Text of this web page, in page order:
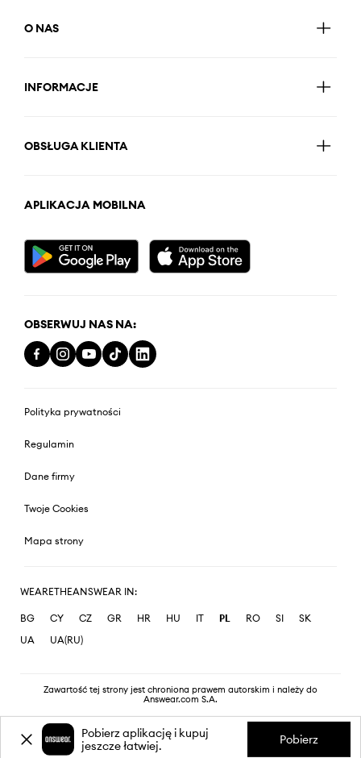
O NAS
INFORMACJE
OBSŁUGA KLIENTA
APLIKACJA MOBILNA
OBSERWUJ NAS NA:
Polityka prywatności
Regulamin
Dane firmy
Twoje Cookies
Mapa strony
WEARETHEANSWEAR IN:
BG CY CZ GR HR HU IT PL RO SI
SK
UA
UA(RU)
Zawartość tej strony jest chroniona prawem autorskim i należy do
Answear.com S.A.
Pobierz aplikację i kupuj
jeszcze łatwiej.
Pobierz